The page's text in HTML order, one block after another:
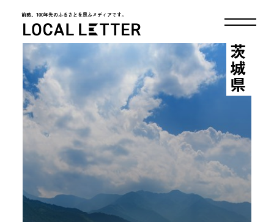
前略、100年先のふるさとを思ふメディアです。
LOCAL LETTER
茨城県